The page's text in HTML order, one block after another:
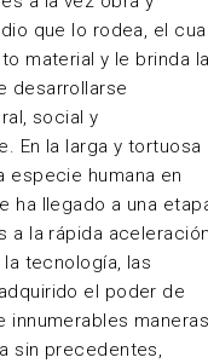
que lo rodea, el cual
material y le brinda la
desarrollarse
social y
En la larga y tortuosa
especie humana en
ha llegado a una
a la rápida aceleración
tecnología, las
el poder de
innumerables maneras
sin precedentes,